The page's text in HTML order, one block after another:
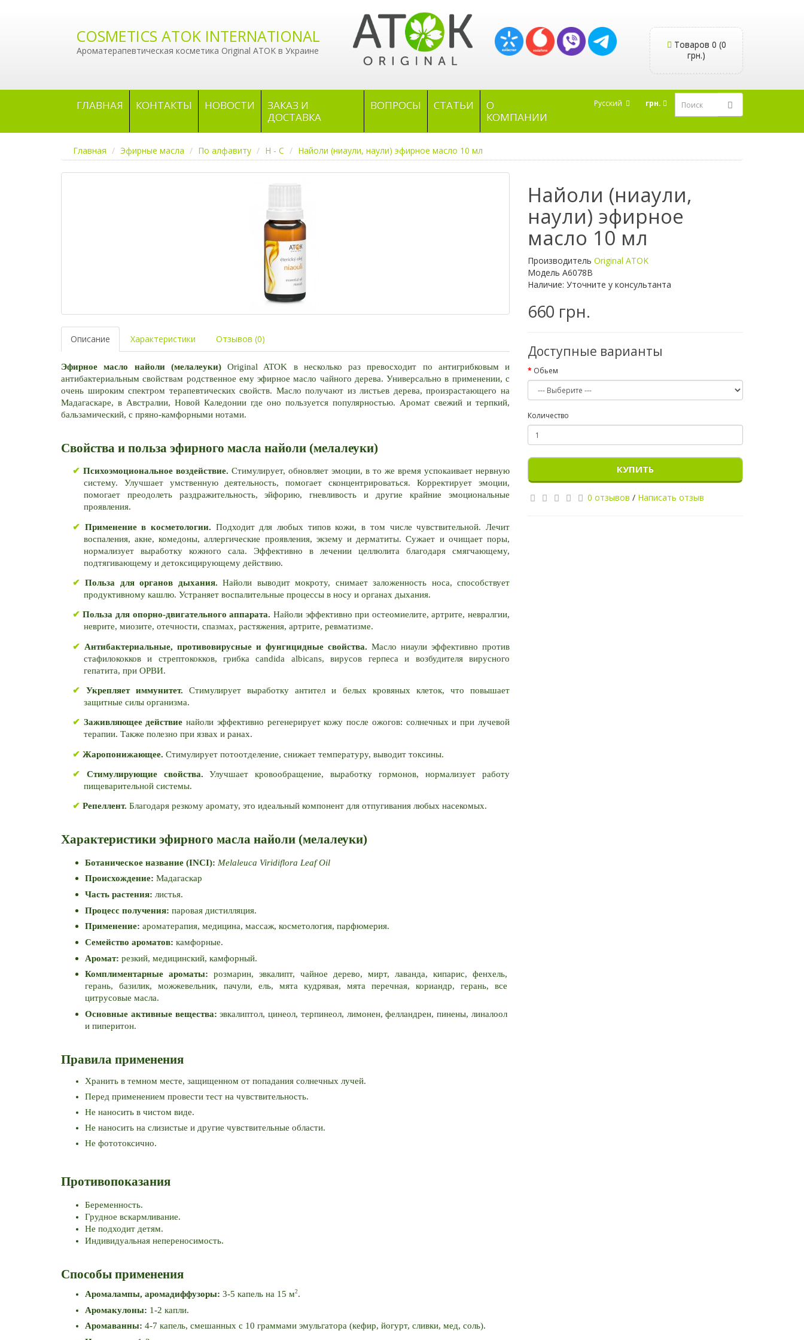
COSMETICS ATOK INTERNATIONAL
Ароматерапевтическая косметика Original ATOK в Украине
Товаров 0 (0
грн.)
ГЛАВНАЯ КОНТАКТЫ НОВОСТИ
ЗАКАЗ И
ДОСТАВКА
ВОПРОСЫ СТАТЬИ
О
КОМПАНИИ
Русский грн.
Главная Эфирные масла По алфавиту Н - С Найоли (ниаули, наули) эфирное масло 10 мл
Описание Характеристики Отзывов (0)
Эфирное масло найоли (мелалеуки) Original ATOK в несколько раз превосходит по антигрибковым и
антибактериальным свойствам родственное ему эфирное масло чайного дерева. Универсально в применении, с
очень широким спектром терапевтических свойств. Масло получают из листьев дерева, произрастающего на
Мадагаскаре, в Австралии, Новой Каледонии где оно пользуется популярностью. Аромат свежий и терпкий,
бальзамический, с пряно-камфорными нотами.
Свойства и польза эфирного масла найоли (мелалеуки)
✔ Психоэмоциональное воздействие. Стимулирует, обновляет эмоции, в то же время успокаивает нервную
систему. Улучшает умственную деятельность, помогает сконцентрироваться. Корректирует эмоции,
помогает преодолеть раздражительность, эйфорию, гневливость и другие крайние эмоциональные
проявления.
✔ Применение в косметологии. Подходит для любых типов кожи, в том числе чувствительной. Лечит
воспаления, акне, комедоны, аллергические проявления, экзему и дерматиты. Сужает и очищает поры,
нормализует выработку кожного сала. Эффективно в лечении целлюлита благодаря смягчающему,
подтягивающему и детоксицирующему действию.
✔ Польза для органов дыхания. Найоли выводит мокроту, снимает заложенность носа, способствует
продуктивному кашлю. Устраняет воспалительные процессы в носу и органах дыхания.
✔ Польза для опорно-двигательного аппарата. Найоли эффективно при остеомиелите, артрите, невралгии,
неврите, миозите, отечности, спазмах, растяжения, артрите, ревматизме.
✔ Антибактериальные, противовирусные и фунгицидные свойства. Масло ниаули эффективно против
стафилококков и стрептококков, грибка candida albicans, вирусов герпеса и возбудителя вирусного
гепатита, при ОРВИ.
✔ Укрепляет иммунитет. Стимулирует выработку антител и белых кровяных клеток, что повышает
защитные силы организма.
✔ Заживляющее действие найоли эффективно регенерирует кожу после ожогов: солнечных и при лучевой
терапии. Также полезно при язвах и ранах.
✔ Жаропонижающее. Стимулирует потоотделение, снижает температуру, выводит токсины.
✔ Стимулирующие свойства. Улучшает кровообращение, выработку гормонов, нормализует работу
пищеварительной системы.
✔ Репеллент. Благодаря резкому аромату, это идеальный компонент для отпугивания любых насекомых.
Характеристики эфирного масла найоли (мелалеуки)
Ботаническое название (INCI): Melaleuca Viridiflora Leaf Oil
Происхождение: Мадагаскар
Часть растения: листья.
Процесс получения: паровая дистилляция.
Применение: ароматерапия, медицина, массаж, косметология, парфюмерия.
Семейство ароматов: камфорные.
Аромат: резкий, медицинский, камфорный.
Комплиментарные ароматы: розмарин, эвкалипт, чайное дерево, мирт, лаванда, кипарис, фенхель,
герань, базилик, можжевельник, пачули, ель, мята кудрявая, мята перечная, кориандр, герань, все
цитрусовые масла.
Основные активные вещества: эвкалиптол, цинеол, терпинеол, лимонен, фелландрен, пинены, линалоол
и пиперитон.
Правила применения
Хранить в темном месте, защищенном от попадания солнечных лучей.
Перед применением провести тест на чувствительность.
Не наносить в чистом виде.
Не наносить на слизистые и другие чувствительные области.
Не фототоксично.
Противопоказания
Беременность.
Грудное вскармливание.
Не подходит детям.
Индивидуальная непереносимость.
Способы применения
Аромалампы, аромадиффузоры: 3-5 капель на 15 м2 .
Аромакулоны: 1-2 капли.
Аромаванны: 4-7 капель, смешанных с 10 граммами эмульгатора (кефир, йогурт, сливки, мед, соль).
Найоли (ниаули,
наули) эфирное
масло 10 мл
Производитель Original ATOK
Модель А6078В
Наличие: Уточните у консультанта
660 грн.
Доступные варианты
Обьем
Количество
КУПИТЬ
0 отзывов / Написать отзыв